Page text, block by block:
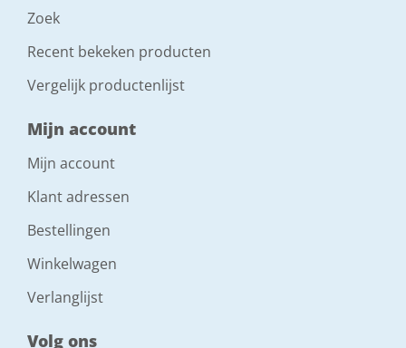
Zoek
Recent bekeken producten
Vergelijk productenlijst
Mijn account
Mijn account
Klant adressen
Bestellingen
Winkelwagen
Verlanglijst
Volg ons